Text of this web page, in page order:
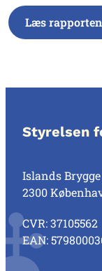
Læs rapporten
Styrelsen
Islands
2300
CVR: 37105562
EAN: